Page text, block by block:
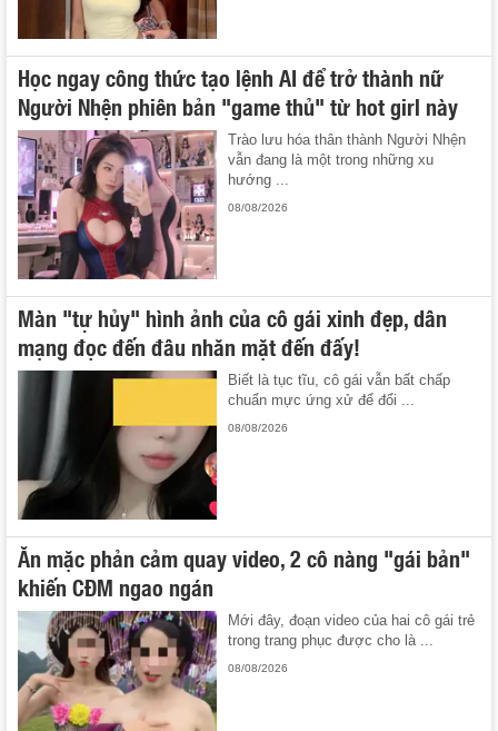
Học ngay công thức tạo lệnh AI để trở thành nữ
Người Nhện phiên bản "game thủ" từ hot girl này
Trào lưu hóa thân thành Người Nhện
vẫn đang là một trong những xu
hướng ...
08/08/2026
Màn "tự hủy" hình ảnh của cô gái xinh đẹp, dân
mạng đọc đến đâu nhăn mặt đến đấy!
Biết là tục tĩu, cô gái vẫn bất chấp
chuẩn mực ứng xử để đổi ...
08/08/2026
Ăn mặc phản cảm quay video, 2 cô nàng "gái bản"
khiến CĐM ngao ngán
Mới đây, đoạn video của hai cô gái trẻ
trong trang phục được cho là ...
08/08/2026